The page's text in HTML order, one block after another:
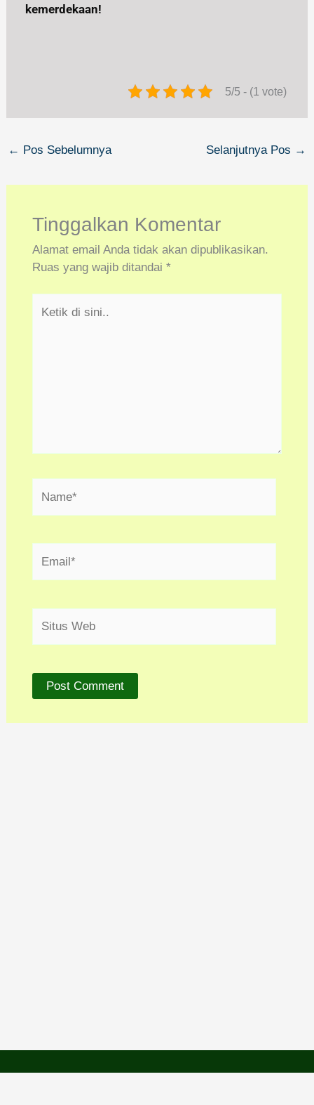
kemerdekaan!
5/5 - (1 vote)
← Pos Sebelumnya Selanjutnya Pos →
Tinggalkan Komentar
Alamat email Anda tidak akan dipublikasikan.
Ruas yang wajib ditandai *
Web